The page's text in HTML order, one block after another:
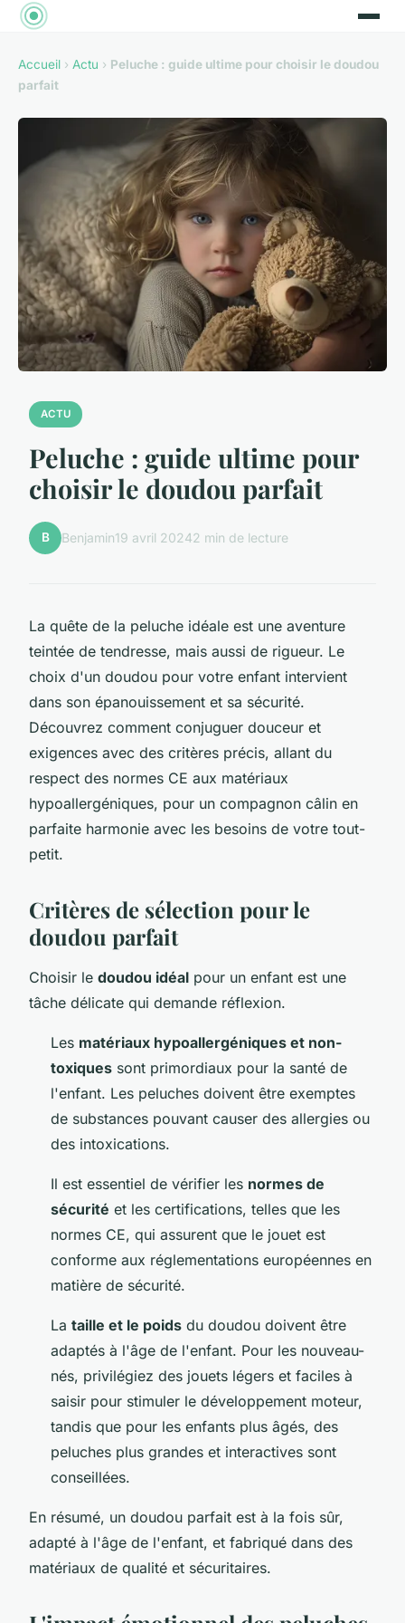
Accueil › Actu › Peluche : guide ultime pour choisir le doudou
parfait
ACTU
Peluche : guide ultime pour
choisir le doudou parfait
B Benjamin19 avril 20242 min de lecture
La quête de la peluche idéale est une aventure
teintée de tendresse, mais aussi de rigueur. Le
choix d'un doudou pour votre enfant intervient
dans son épanouissement et sa sécurité.
Découvrez comment conjuguer douceur et
exigences avec des critères précis, allant du
respect des normes CE aux matériaux
hypoallergéniques, pour un compagnon câlin en
parfaite harmonie avec les besoins de votre tout-
petit.
Critères de sélection pour le
doudou parfait
Choisir le doudou idéal pour un enfant est une
tâche délicate qui demande réflexion.
Les matériaux hypoallergéniques et non-
toxiques sont primordiaux pour la santé de
l'enfant. Les peluches doivent être exemptes
de substances pouvant causer des allergies ou
des intoxications.
Il est essentiel de vérifier les normes de
sécurité et les certifications, telles que les
normes CE, qui assurent que le jouet est
conforme aux réglementations européennes en
matière de sécurité.
La taille et le poids du doudou doivent être
adaptés à l'âge de l'enfant. Pour les nouveau-
nés, privilégiez des jouets légers et faciles à
saisir pour stimuler le développement moteur,
tandis que pour les enfants plus âgés, des
peluches plus grandes et interactives sont
conseillées.
En résumé, un doudou parfait est à la fois sûr,
adapté à l'âge de l'enfant, et fabriqué dans des
matériaux de qualité et sécuritaires.